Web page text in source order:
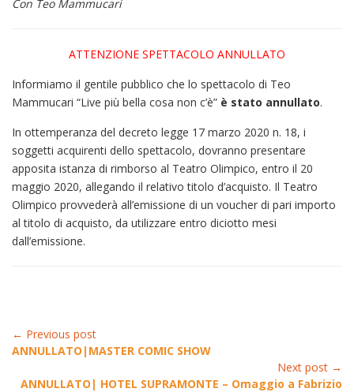
Con Teo Mammucari
ATTENZIONE SPETTACOLO ANNULLATO
Informiamo il gentile pubblico che lo spettacolo di Teo
Mammucari “Live più bella cosa non c’è” è stato annullato.
In ottemperanza del decreto legge 17 marzo 2020 n. 18, i
soggetti acquirenti dello spettacolo, dovranno presentare
apposita istanza di rimborso al Teatro Olimpico, entro il 20
maggio 2020, allegando il relativo titolo d’acquisto. Il Teatro
Olimpico provvederà all’emissione di un voucher di pari importo
al titolo di acquisto, da utilizzare entro diciotto mesi
dall’emissione.
← Previous post
ANNULLATO|MASTER COMIC SHOW
Next post →
ANNULLATO| HOTEL SUPRAMONTE – Omaggio a Fabrizio